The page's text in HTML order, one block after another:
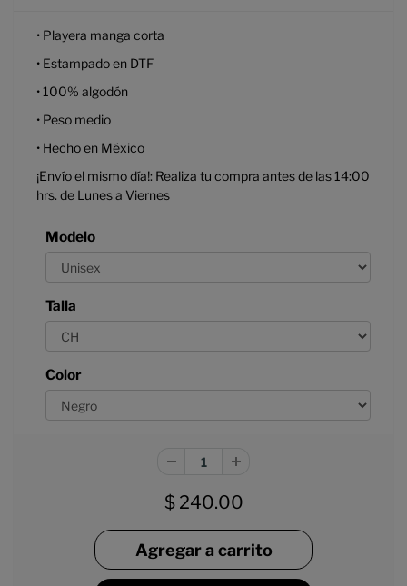
• Playera manga corta
• Estampado en DTF
• 100% algodón
• Peso medio
• Hecho en México
¡Envío el mismo día!: Realiza tu compra antes de las 14:00
hrs. de Lunes a Viernes
Modelo
Talla
Color
$ 240.00